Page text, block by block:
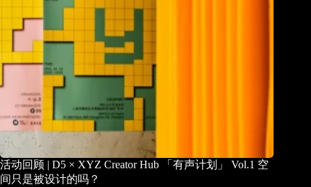
活动回顾 | D5 × XYZ Creator Hub 「有声计划」 Vol.1 空
间只是被设计的吗？